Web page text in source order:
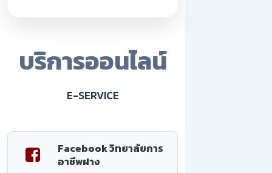
บริการออนไลน์
E-SERVICE
Facebook วิทยาลัยการ
อาชีพฝาง